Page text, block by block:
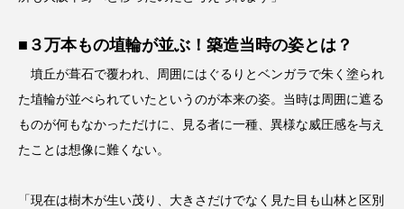
■３万本もの埴輪が並ぶ！築造当時の姿とは？
墳丘が葺石で覆われ、周囲にはぐるりとベンガラで朱く塗られ
た埴輪が並べられていたというのが本来の姿。当時は周囲に遮る
ものが何もなかっただけに、見る者に一種、異様な威圧感を与え
たことは想像に難くない。
「現在は樹木が生い茂り、大きさだけでなく見た目も山林と区別